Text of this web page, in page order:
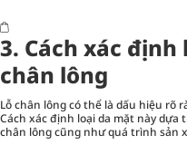
3. Cách xác
chân lông
Lỗ chân lông có thể là dấu hiệu rõ
Cách xác định loại da mặt này
chân lông cũng như quá trình sản